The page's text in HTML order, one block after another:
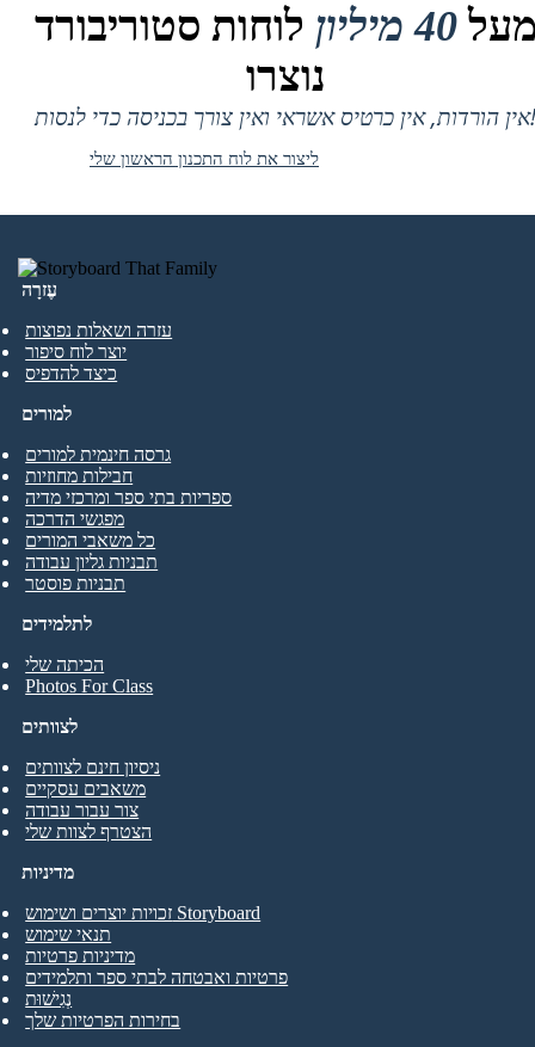
40 מיליון
לוחות סטוריבורד
נוצרו
אין הורדות, אין כרטיס אשראי ואין צורך בכניסה כדי לנסות!
ליצור את לוח התכנון הראשון שלי
עֶזרָה
עזרה ושאלות נפוצות
יוצר לוח סיפור
כיצד להדפיס
לתלמידים
הכיתה שלי
Photos For Class
למורים
גרסה חינמית למורים
חבילות מחוזיות
ספריות בתי ספר ומרכזי מדיה
מפגשי הדרכה
כל משאבי המורים
תבניות גליון עבודה
תבניות פוסטר
לצוותים
ניסיון חינם לצוותים
משאבים עסקיים
צור עבור עבודה
הצטרף לצוות שלי
מדיניות
זכויות יוצרים ושימוש Storyboard
תנאי שימוש
מדיניות פרטיות
פרטיות ואבטחה לבתי ספר ותלמידים
נְגִישׁוּת
בחירות הפרטיות שלך